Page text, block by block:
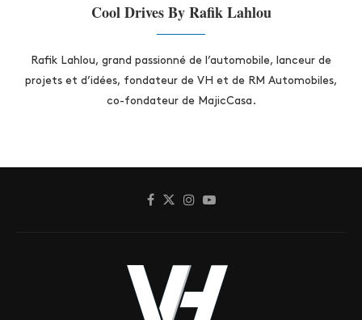
Cool Drives By Rafik Lahlou
Rafik Lahlou, grand passionné de l’automobile, lanceur de
projets et d’idées, fondateur de VH et de RM Automobiles,
co-fondateur de MajicCasa.